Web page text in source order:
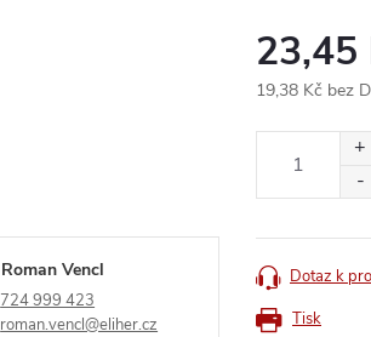
Roman Vencl
724 999 423
roman.vencl@eliher.cz
23,45
19,38 Kč bez
Tisk
Dotaz k